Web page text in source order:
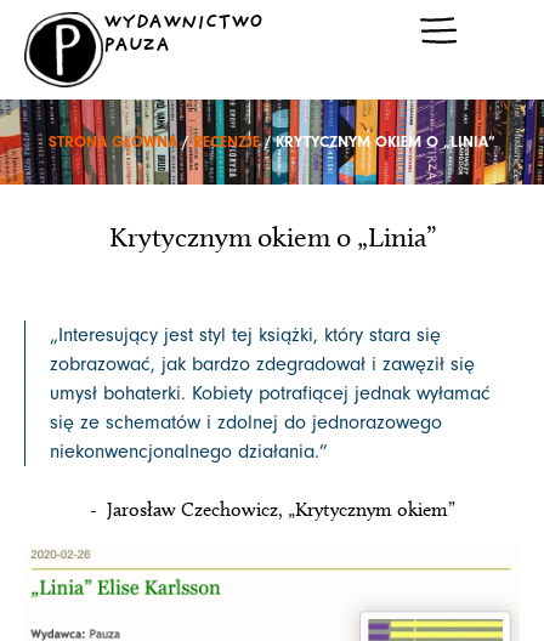
Przejdź
treści
WYDAWNICTWO
PAUZA
STRONA GŁÓWNA/RECENZJE/ KRYTYCZNYM OKIEM O „LINIA”
Krytycznym okiem o „Linia”
„Interesujący jest styl tej książki, który stara się
zobrazować, jak bardzo zdegradował i zawęził się
umysł bohaterki. Kobiety potrafiącej jednak wyłamać
się ze schematów i zdolnej do jednorazowego
niekonwencjonalnego działania.”
- Jarosław Czechowicz, „Krytycznym okiem”